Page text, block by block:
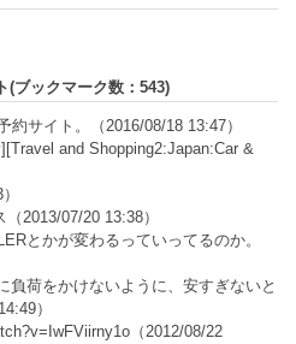
(ブックマーク数： 543)
約サイト。
（2016/08/18 13:47）
and Shopping2:Japan:Car &
（2013/07/20 13:38）
とかが変わるっていってるのか。
負荷をかけないように、安すぎないと
）
（2012/08/22